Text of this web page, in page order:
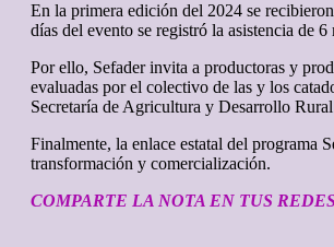
En la primera edición del 2024 se
días del evento se registró la asistencia de
Por ello, Sefader invita a productoras y
evaluadas por el colectivo de las y los
Secretaría de Agricultura y Desarrollo
Finalmente, la enlace estatal del programa
transformación y comercialización.
COMPARTE LA NOTA EN TUS